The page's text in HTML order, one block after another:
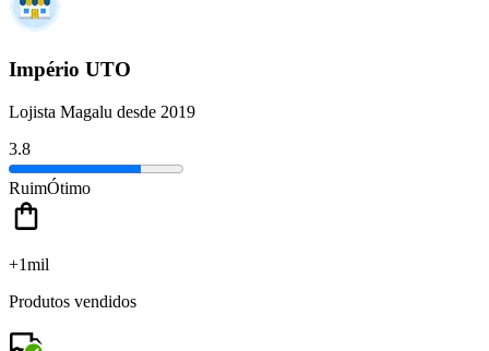
Império UTO
Lojista Magalu desde 2019
3.8
RuimÓtimo
+1mil
Produtos vendidos